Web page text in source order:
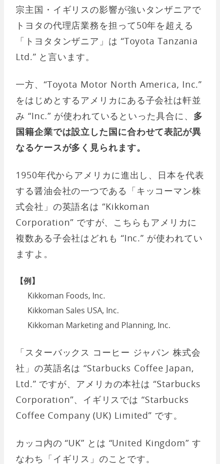
宗主国・イギリスの影響が強いタンザニアで
トヨタの代理店業務を担って50年を超える
「トヨタタンザニア」は “Toyota Tanzania
Ltd.” と言います。
一方、“Toyota Motor North America, Inc.”
をはじめとするアメリカにある子会社は軒並
み “Inc.” が使われているといった具合に、 多
国籍企業では設立した国に合わせて表記が異
なるケースが多く見られます。
1950年代からアメリカに進出し、日本を代表
する醤油会社の一つである「キッコーマン株
式会社」の英語名は “Kikkoman
Corporation” ですが、こちらもアメリカに
複数ある子会社はどれも “Inc.” が使われてい
ますよ。
【例】
Kikkoman Foods, Inc.
Kikkoman Sales USA, Inc.
Kikkoman Marketing and Planning, Inc.
「スターバックス コーヒー ジャパン 株式会
社」の英語名は “Starbucks Coffee Japan,
Ltd.” ですが、アメリカの本社は “Starbucks
Corporation”、イギリスでは “Starbucks
Coffee Company (UK) Limited” です。
カッコ内の “UK” とは “United Kingdom” す
なわち「イギリス」のことです。